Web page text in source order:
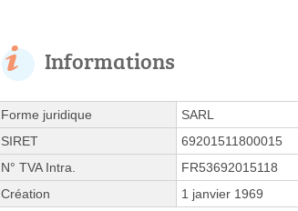
Informations
Forme juridique
SARL
SIRET
69201511800015
N° TVA Intra.
FR53692015118
Création
1 janvier 1969